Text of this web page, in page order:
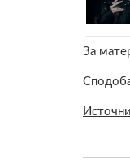
За